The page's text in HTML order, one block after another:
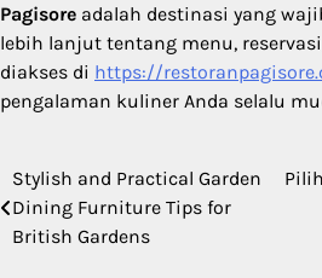
Pagisore adalah destinasi yang
lebih lanjut tentang menu,
diakses di https://
pengalaman kuliner Anda selalu
Post
navigation
Stylish and Practical Garden
Dining Furniture Tips for
British Gardens